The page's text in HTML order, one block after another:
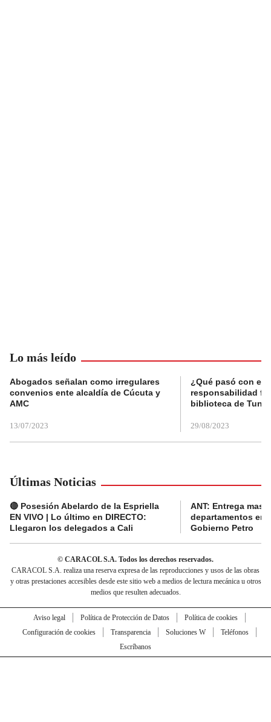
Lo más leído
Abogados señalan como irregulares
convenios ente alcaldía de Cúcuta y
AMC
13/07/2023
¿Qué pasó con el
responsabilidad
biblioteca de
29/08/2023
Últimas Noticias
🔴 Posesión Abelardo de la Espriella
EN VIVO | Lo último en DIRECTO:
Llegaron los delegados a Cali
ANT: Entrega
departamentos en
Gobierno Petro
© CARACOL S.A. Todos los derechos reservados.
CARACOL S.A. realiza una reserva expresa de las reproducciones y usos de las obras
y otras prestaciones accesibles desde este sitio web a medios de lectura mecánica u otros
medios que resulten adecuados.
Aviso legal Política de Protección de Datos
Política de cookies
Configuración de cookies
Transparencia Soluciones W
Teléfonos
Escríbanos